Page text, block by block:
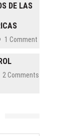
DE LAS
1 Comment
2 Comments